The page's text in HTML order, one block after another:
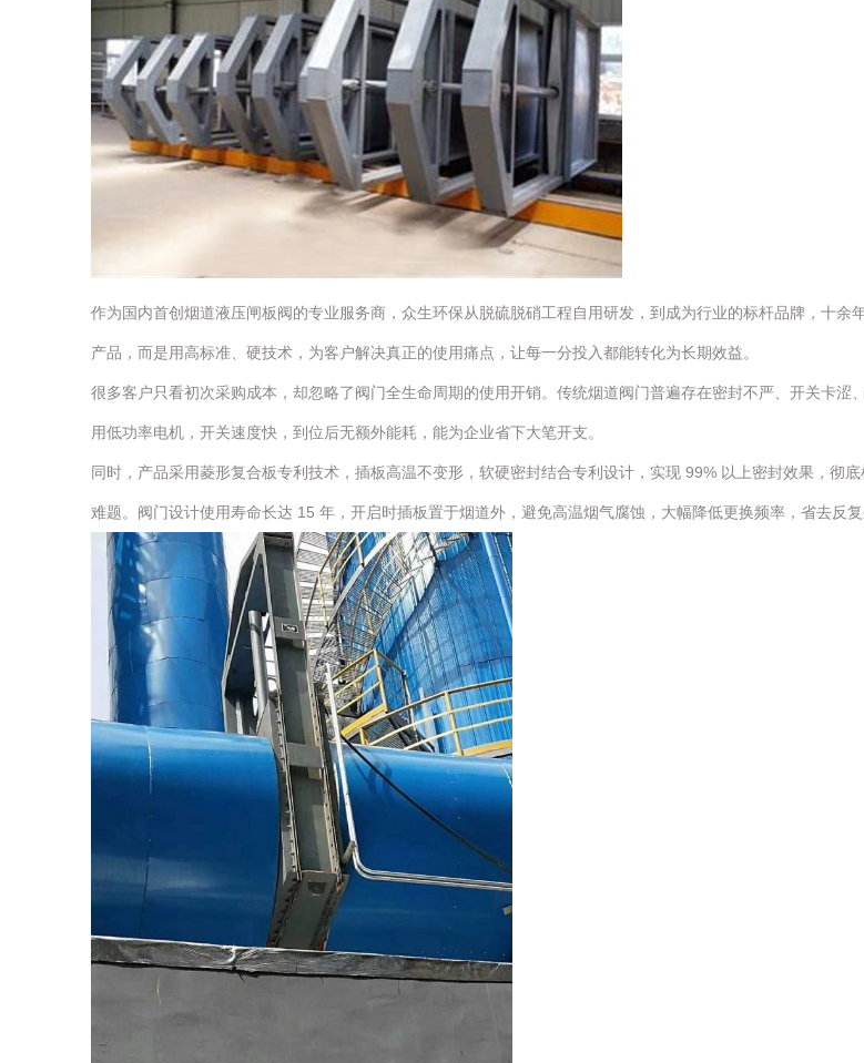
作为国内首创烟道液压闸板阀的专业服务商，众生环保从脱硫脱硝工程自用研发，到成为行业的标杆品牌，十
产品，而是用高标准、硬技术，为客户解决真正的使用痛点，让每一分投入都能转化为长期效益。
很多客户只看初次采购成本，却忽略了阀门全生命周期的使用开销。传统烟道阀门普遍存在密封不严、开关卡
用低功率电机，开关速度快，到位后无额外能耗，能为企业省下大笔开支。
同时，产品采用菱形复合板专利技术，插板高温不变形，软硬密封结合专利设计，实现 99% 以上密封效果，彻
难题。阀门设计使用寿命长达 15 年，开启时插板置于烟道外，避免高温烟气腐蚀，大幅降低更换频率，省去反